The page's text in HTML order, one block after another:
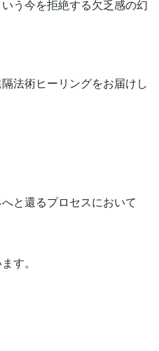
う今を拒絶する欠乏感の幻
法術ヒーリングをお届けし
と還るプロセスにおいて
す。